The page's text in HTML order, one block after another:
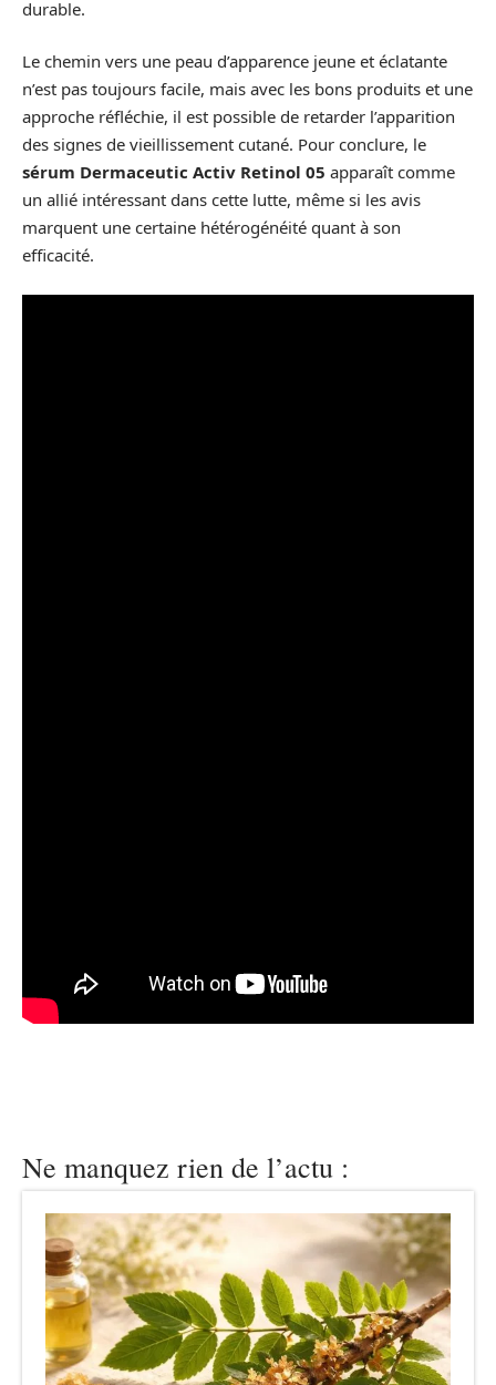
durable.
Le chemin vers une peau d’apparence jeune et éclatante
n’est pas toujours facile, mais avec les bons produits et une
approche réfléchie, il est possible de retarder l’apparition
des signes de vieillissement cutané. Pour conclure, le
sérum Dermaceutic Activ Retinol 05 apparaît comme
un allié intéressant dans cette lutte, même si les avis
marquent une certaine hétérogénéité quant à son
efficacité.
Ne manquez rien de l’actu :